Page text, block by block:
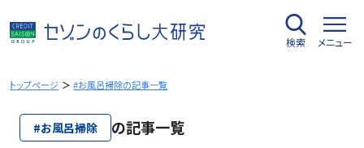
容
を
キ
検索 メニュー
トップページ #お風呂掃除の記事一覧
#お風呂掃除 の記事一覧